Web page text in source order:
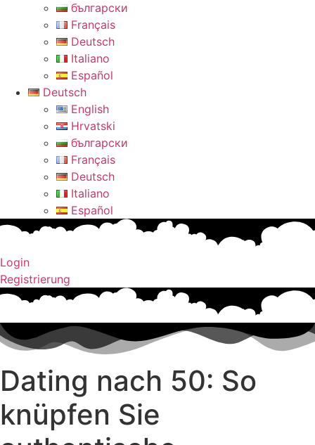
български
Français
Deutsch
Italiano
Español
Deutsch
English
Hrvatski
български
Français
Deutsch
Italiano
Español
Login
Registrierung
Dating nach 50: So
knüpfen Sie